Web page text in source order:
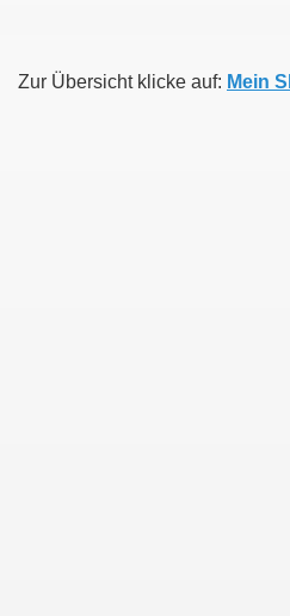
Zur Übersicht klicke auf: Mein